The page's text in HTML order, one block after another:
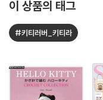
이 상품의 태그
#키티러버_키티라